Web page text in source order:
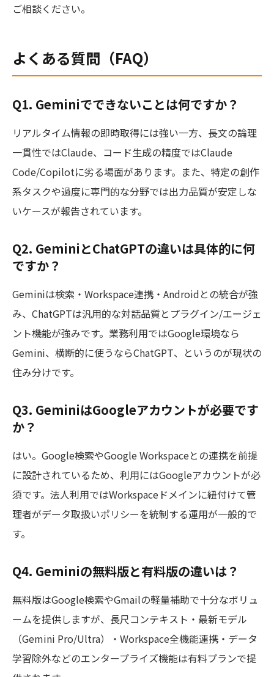
ご相談ください。
よくある質問（FAQ）
Q1. Geminiでできないことは何ですか？
リアルタイム情報の即時取得には強い一方、長文の論理
一貫性ではClaude、コード生成の精度ではClaude
Code/Copilotに劣る場面があります。また、特定の創作
系タスクや過度に専門的な分野では出力品質が安定しな
いケースが報告されています。
Q2. GeminiとChatGPTの違いは具体的に何
ですか？
Geminiは検索・Workspace連携・Androidとの統合が強
み、ChatGPTは汎用的な対話品質とプラグイン/エージェ
ント機能が強みです。業務利用ではGoogle環境なら
Gemini、横断的に使うならChatGPT、というのが現状の
住み分けです。
Q3. GeminiはGoogleアカウントが必要です
か？
はい。Google検索やGoogle Workspaceとの連携を前提
に設計されているため、利用にはGoogleアカウントが必
須です。法人利用ではWorkspaceドメインに紐付けて管
理者がデータ取扱いポリシーを統制する運用が一般的で
す。
Q4. Geminiの無料版と有料版の違いは？
無料版はGoogle検索やGmailの軽量補助で十分なボリュ
ームを提供しますが、長尺コンテキスト・最新モデル
（Gemini Pro/Ultra）・Workspace全機能連携・データ
学習除外などのエンタープライズ機能は有料プランで提